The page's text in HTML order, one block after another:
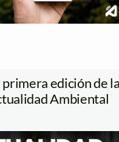
primera edición de
Ambiental